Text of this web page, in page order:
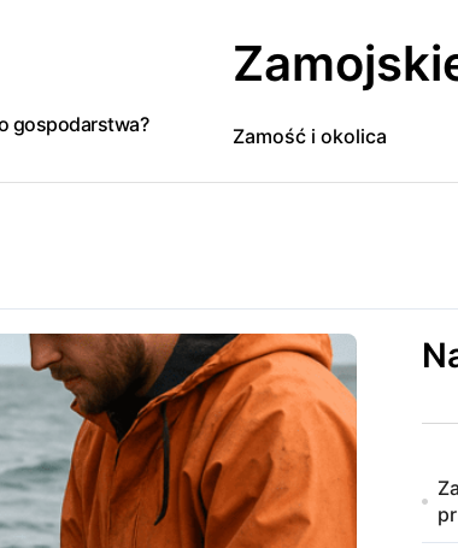
gospodarstwa?
Zamość i okolica